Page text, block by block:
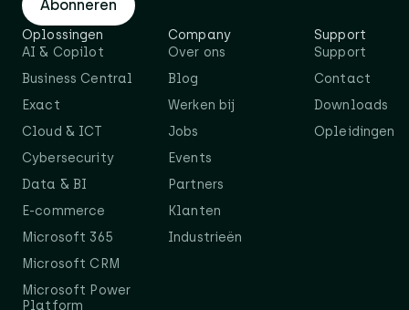
Abonneren
Oplossingen
AI & Copilot
Business Central
Exact
Cloud & ICT
Cybersecurity
Data & BI
E-commerce
Microsoft 365
Microsoft CRM
Microsoft Power
Platform
Company
Over ons
Blog
Werken bij
Jobs
Events
Partners
Klanten
Industrieën
Support
Support
Contact
Downloads
Opleidingen